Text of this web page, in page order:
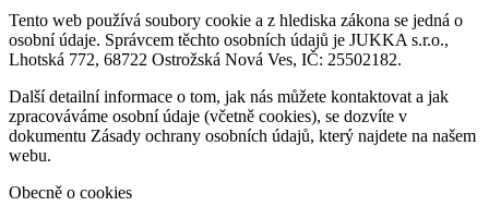
Tento web používá soubory cookie a z hlediska zákona se jedná o
osobní údaje. Správcem těchto osobních údajů je JUKKA s.r.o.,
Lhotská 772, 68722 Ostrožská Nová Ves, IČ: 25502182.
Další detailní informace o tom, jak nás můžete kontaktovat a jak
zpracováváme osobní údaje (včetně cookies), se dozvíte v
dokumentu Zásady ochrany osobních údajů, který najdete na našem
webu.
Obecně o cookies